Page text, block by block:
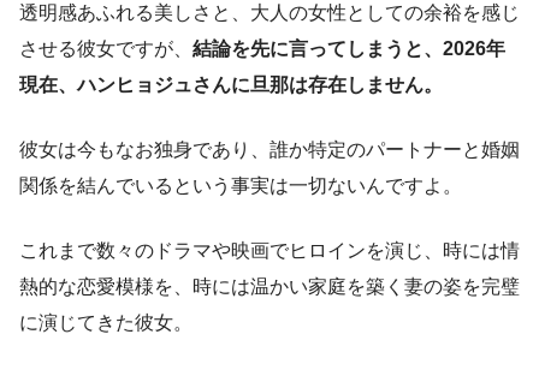
透明感あふれる美しさと、大人の女性としての余裕を感じ
させる彼女ですが、 結論を先に言ってしまうと、2026年
現在、ハンヒョジュさんに旦那は存在しません。
彼女は今もなお独身であり、誰か特定のパートナーと婚姻
関係を結んでいるという事実は一切ないんですよ。
これまで数々のドラマや映画でヒロインを演じ、時には情
熱的な恋愛模様を、時には温かい家庭を築く妻の姿を完璧
に演じてきた彼女。